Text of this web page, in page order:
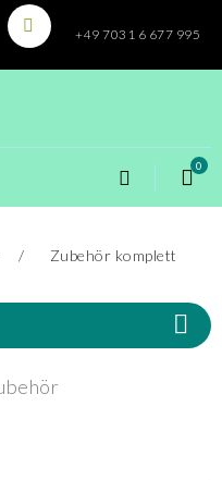
+49 7031 6 677 995
0
Zubehör komplett